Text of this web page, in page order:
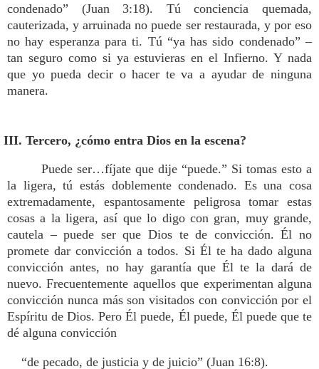
condenado” (Juan 3:18). Tú conciencia quemada,
cauterizada, y arruinada no puede ser restaurada, y por eso
no hay esperanza para ti. Tú “ya has sido condenado” –
tan seguro como si ya estuvieras en el Infierno. Y nada
que yo pueda decir o hacer te va a ayudar de ninguna
manera.
III. Tercero, ¿cómo entra Dios en la escena?
Puede ser…fíjate que dije “puede.” Si tomas esto a
la ligera, tú estás doblemente condenado. Es una cosa
extremadamente, espantosamente peligrosa tomar estas
cosas a la ligera, así que lo digo con gran, muy grande,
cautela – puede ser que Dios te de convicción. Él no
promete dar convicción a todos. Si Él te ha dado alguna
convicción antes, no hay garantía que Él te la dará de
nuevo. Frecuentemente aquellos que experimentan alguna
convicción nunca más son visitados con convicción por el
Espíritu de Dios. Pero Él puede, Él puede, Él puede que te
dé alguna convicción
“de pecado, de justicia y de juicio” (Juan 16:8).